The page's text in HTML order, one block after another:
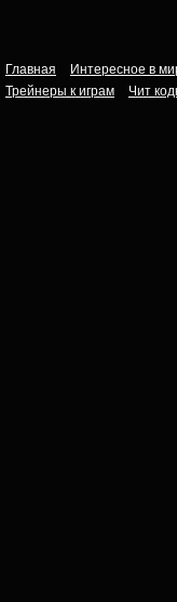
Главная Интересное в
Трейнеры к играм
Чит